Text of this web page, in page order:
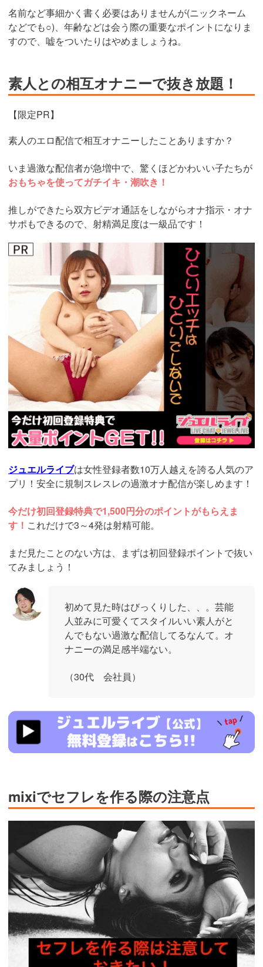
名前など事細かく書く必要はありませんが(ニックネーム
などでも○)、年齢などは会う際の重要なポイントになりま
すので、嘘をついたりはやめましょうね。
素人との相互オナニーで抜き放題！
【限定PR】
素人のエロ配信で相互オナニーしたことありますか？
いま過激な配信者が急増中で、驚くほどかわいい子たちが
おもちゃを使ってガチイキ・潮吹き！
推しができたら双方ビデオ通話をしながらオナ指示・オナ
サポもできるので、射精満足度は一級品です！
https://www.j-
live.tv/LiveChat/acs.php?
si=jwchatt&pid=MLA5661_0004&pa=lp40.php
ジュエルライブは女性登録者数10万人越えを誇る人気のア
プリ！安全に規制スレスレの過激オナ配信が楽しめます！
今だけ初回登録特典で1,500円分のポイントがもらえま
す！ これだけで3～4発は射精可能。
まだ見たことのない方は、まずは初回登録ポイントで抜い
てみましょう！
初めて見た時はびっくりした、、。芸能
人並みに可愛くてスタイルいい素人がと
んでもない過激な配信してるなんて。オ
ナニーの満足感半端ない。
（30代 会社員）
https://www.j-
live.tv/LiveChat/acs.php?
si=jwchatt&pid=MLA5661_0004&pa=lp40.php
mixiでセフレを作る際の注意点